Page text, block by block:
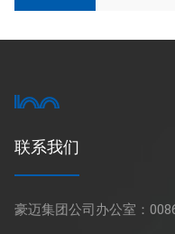
联系我们
豪迈集团公司办公室：